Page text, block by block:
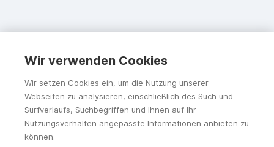
Wir verwenden Cookies
Wir setzen Cookies ein, um die Nutzung unserer
Webseiten zu analysieren, einschließlich des Such und
Surfverlaufs, Suchbegriffen und Ihnen auf Ihr
Nutzungsverhalten angepasste Informationen anbieten zu
können.